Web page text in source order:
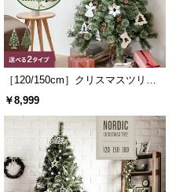
［120/150cm］クリスマスツリー
ハーフ オーナメントセット
￥8,999